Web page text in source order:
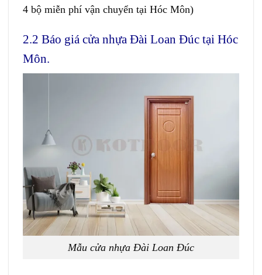
4 bộ miễn phí vận chuyển tại Hóc Môn)
2.2 Báo giá cửa nhựa Đài Loan Đúc tại Hóc
Môn.
Mẫu cửa nhựa Đài Loan Đúc